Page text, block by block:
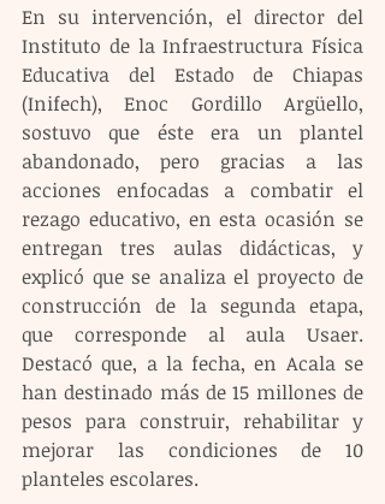
En su intervención, el director del
Instituto de la Infraestructura Física
Educativa del Estado de Chiapas
(Inifech), Enoc Gordillo Argüello,
sostuvo que éste era un plantel
abandonado, pero gracias a las
acciones enfocadas a combatir el
rezago educativo, en esta ocasión se
entregan tres aulas didácticas, y
explicó que se analiza el proyecto de
construcción de la segunda etapa,
que corresponde al aula Usaer.
Destacó que, a la fecha, en Acala se
han destinado más de 15 millones de
pesos para construir, rehabilitar y
mejorar las condiciones de 10
planteles escolares.